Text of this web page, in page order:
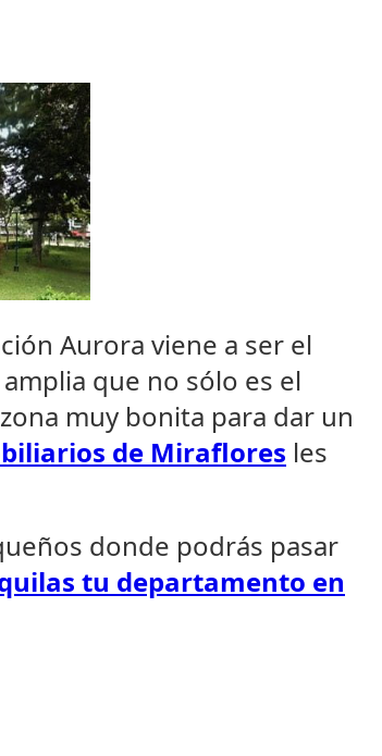
Aurora viene a ser el
que no sólo es el
muy bonita para dar un
de Miraflores les
donde podrás pasar
tu departamento en